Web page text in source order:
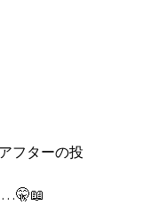
フターの投
…🤫📖